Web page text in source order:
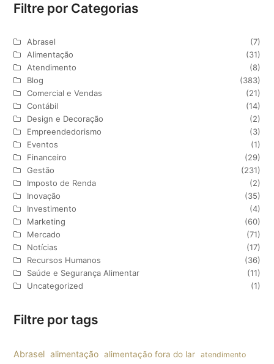
Filtre por Categorias
Abrasel
(7)
Alimentação
(31)
Atendimento
(8)
Blog
(383)
Comercial e Vendas
(21)
Contábil
(14)
Design e Decoração
(2)
Empreendedorismo
(3)
Eventos
(1)
Financeiro
(29)
Gestão
(231)
Imposto de Renda
(2)
Inovação
(35)
Investimento
(4)
Marketing
(60)
Mercado
(71)
Notícias
(17)
Recursos Humanos
(36)
Saúde e Segurança Alimentar
(11)
Uncategorized
(1)
Filtre por tags
Abrasel alimentação alimentação fora do lar atendimento